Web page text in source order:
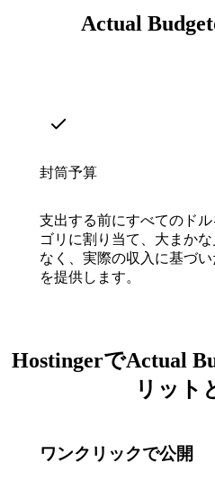
Actual
封筒予算
支出する前にすべてのド
ゴリに割り当て、大まか
なく、実際の収入に基づ
を提供します。
HostingerでActual
リット
ワンクリックで公開